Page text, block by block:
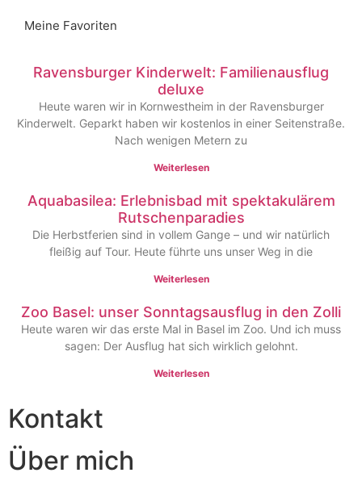
Meine Favoriten
Ravensburger Kinderwelt: Familienausflug
deluxe
Heute waren wir in Kornwestheim in der Ravensburger
Kinderwelt. Geparkt haben wir kostenlos in einer Seitenstraße.
Nach wenigen Metern zu
Weiterlesen
Aquabasilea: Erlebnisbad mit spektakulärem
Rutschenparadies
Die Herbstferien sind in vollem Gange – und wir natürlich
fleißig auf Tour. Heute führte uns unser Weg in die
Weiterlesen
Zoo Basel: unser Sonntagsausflug in den Zolli
Heute waren wir das erste Mal in Basel im Zoo. Und ich muss
sagen: Der Ausflug hat sich wirklich gelohnt.
Weiterlesen
Kontakt
Über mich